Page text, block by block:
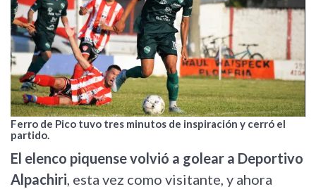
Ferro de Pico tuvo tres minutos de inspiración y cerró el
partido.
El elenco piquense volvió a golear a Deportivo
Alpachiri, esta vez como visitante, y ahora